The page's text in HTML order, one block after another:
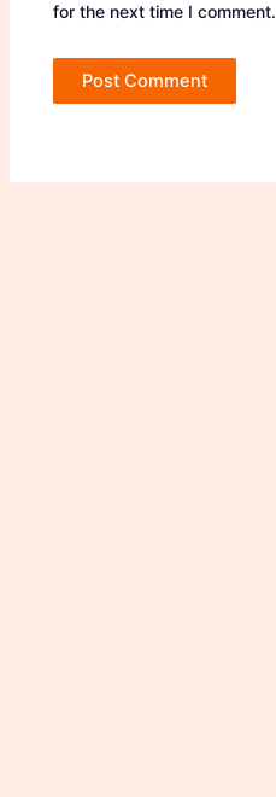
for the next time I comment.